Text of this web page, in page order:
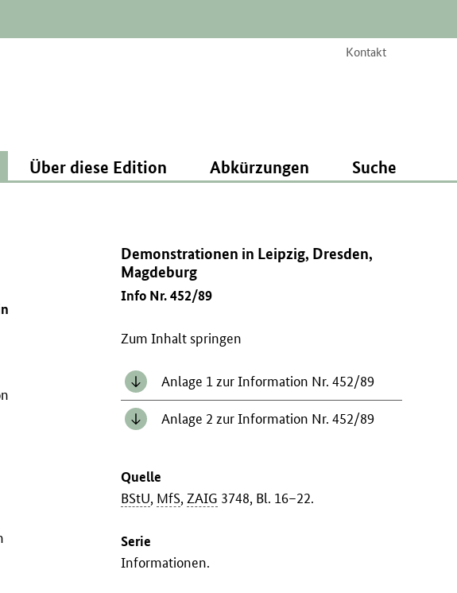
Kontakt
Über diese Edition Abkürzungen Suche
Demonstrationen in Leipzig, Dresden,
Magdeburg
Info Nr. 452/89
Zum Inhalt springen
Anlage 1 zur Information Nr. 452/89
Anlage 2 zur Information Nr. 452/89
Quelle
BStU, MfS,ZAIG 3748, Bl. 16–22.
Serie
Informationen.